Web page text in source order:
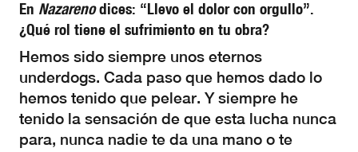
En Nazarenodices: “Llevo el dolor con orgullo”.
¿Qué rol tiene el sufrimiento en tu obra?
Hemos sido siempre unos eternos
underdogs. Cada paso que hemos dado lo
hemos tenido que pelear. Y siempre he
tenido la sensación de que esta lucha nunca
para, nunca nadie te da una mano o te